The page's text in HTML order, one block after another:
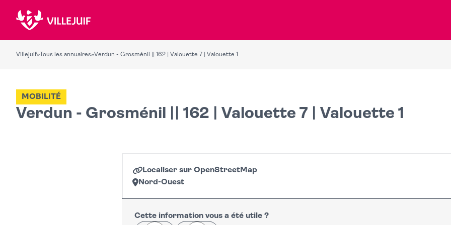
Villejuif» Tous les annuaires»Verdun - Grosménil || 162 | Valouette 7 | Valouette 1
Verdun - Grosménil || 162 | Valouette 7 | Valouette 1
MOBILITÉ
Localiser sur OpenStreetMap
Nord-Ouest
+
−
Cette information vous a été utile ?